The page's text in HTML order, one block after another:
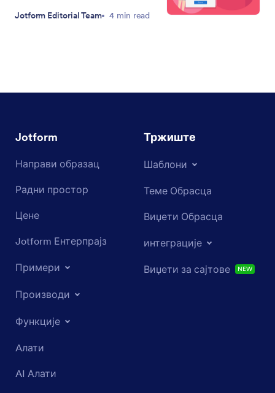
Jotform Editorial Team 4 min read
Jotform
Направи образац
Радни простор
Цене
Jotform Ентерпрајз
Примери
Производи
Функције
Aлати
AI Алати
Тржиште
Шаблони
Теме Обрасца
Виџети Обрасца
интеграције
Виџети за сајтове NEW